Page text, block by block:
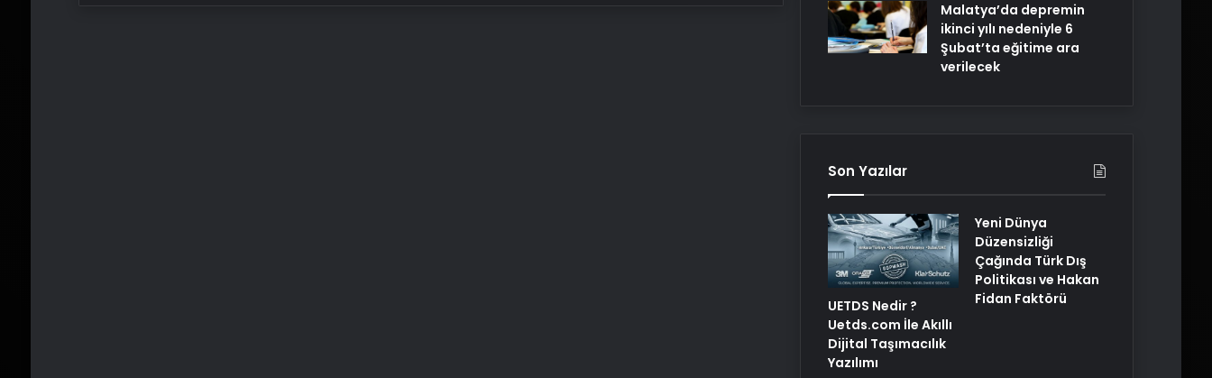
Malatya’da depremin
ikinci yılı nedeniyle 6
Şubat’ta eğitime ara
verilecek
Son Yazılar
UETDS Nedir ?
Uetds.com İle Akıllı
Dijital Taşımacılık
Yazılımı
Yeni Dünya
Düzensizliği
Çağında Türk Dış
Politikası ve Hakan
Fidan Faktörü